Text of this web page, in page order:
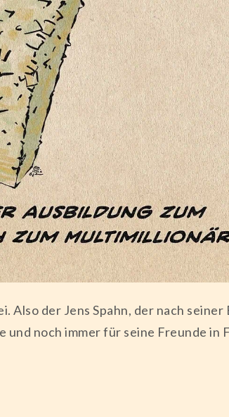
Also der Jens Spahn, der nach
noch immer für seine Freunde in